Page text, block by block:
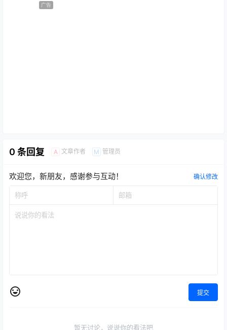
广告
0 条回复 A 文章作者 M 管理员
欢迎您，新朋友，感谢参与互动！ 确认修改
提交
暂无讨论，说说你的看法吧